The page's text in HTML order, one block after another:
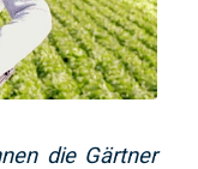
die Gärtner